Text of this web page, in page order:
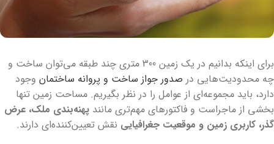
برای اینکه بدانیم در یک زمین 300 متری چند طبقه می‌توان ساخت و
چه محدودیت‌هایی در صدور جواز ساخت و پروانه ساختمان وجود
دارد، باید مجموعه‌ای از عوامل را در نظر بگیریم. مساحت زمین تنها
بخشی از ماجراست و فاکتورهای مهم‌تری مانند پهنه‌بندی ملک، عرض
گذر، کاربری زمین و موقعیت جغرافیایی نقش تعیین‌کننده‌ای دارند.